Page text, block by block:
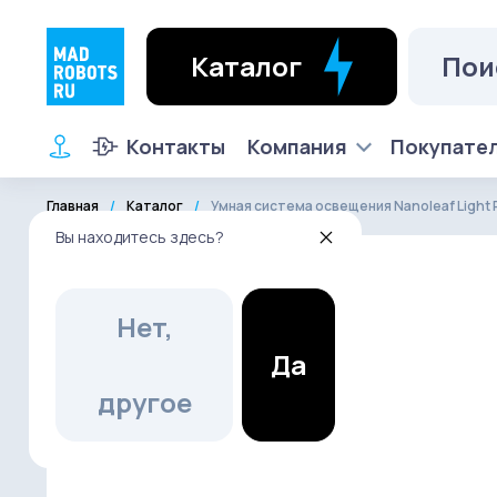
Вы находитесь здесь?
Нет,
другое
Да
Каталог
Контакты Компания
Главная Каталог Умная система освещения Nanoleaf Light